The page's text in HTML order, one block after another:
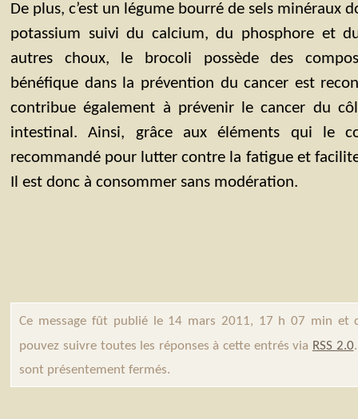
De plus, c’est un légume bourré de sels minéraux
potassium suivi du calcium, du phosphore et
autres choux, le brocoli possède des
bénéfique dans la prévention du cancer est
contribue également à prévenir le cancer du
intestinal. Ainsi, grâce aux éléments qui le
recommandé pour lutter contre la fatigue et
Il est donc à consommer sans modération.
Ce message fût publié le 14 mars 2011, 17 h 07 min et
pouvez suivre toutes les réponses à cette entrés via RSS 2.0
sont présentement fermés.